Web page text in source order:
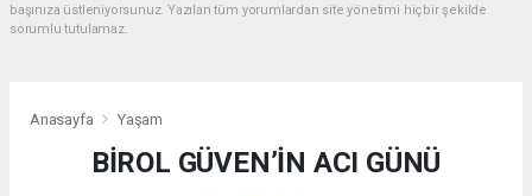
başınıza üstleniyorsunuz. Yazılan tüm yorumlardan site yönetimi hiçbir şekilde
sorumlu tutulamaz.
Anasayfa Yaşam
BİROL GÜVEN’İN ACI GÜNÜ